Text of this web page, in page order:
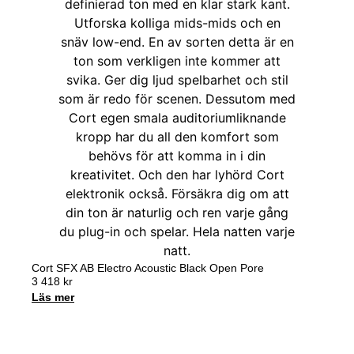
Cort SFX AB Electro Acoustic Black Open Pore
3 418 kr
Läs mer